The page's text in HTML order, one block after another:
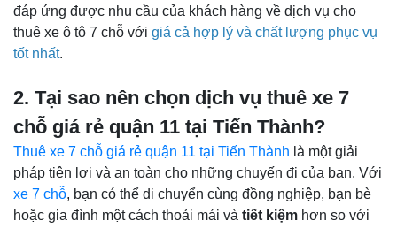
đáp ứng được nhu cầu của khách hàng về dịch vụ cho
thuê xe ô tô 7 chỗ với giá cả hợp lý và chất lượng phục vụ
tốt nhất.
2. Tại sao nên chọn dịch vụ thuê xe 7
chỗ giá rẻ quận 11 tại Tiến Thành?
Thuê xe 7 chỗ giá rẻ quận 11 tại Tiến Thành là một giải
pháp tiện lợi và an toàn cho những chuyến đi của bạn. Với
xe 7 chỗ, bạn có thể di chuyển cùng đồng nghiệp, bạn bè
hoặc gia đình một cách thoải mái và tiết kiệm hơn so với